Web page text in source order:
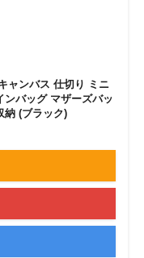
ャンバス 仕切り ミニ
ンバッグ マザーズバッ
納 (ブラック)